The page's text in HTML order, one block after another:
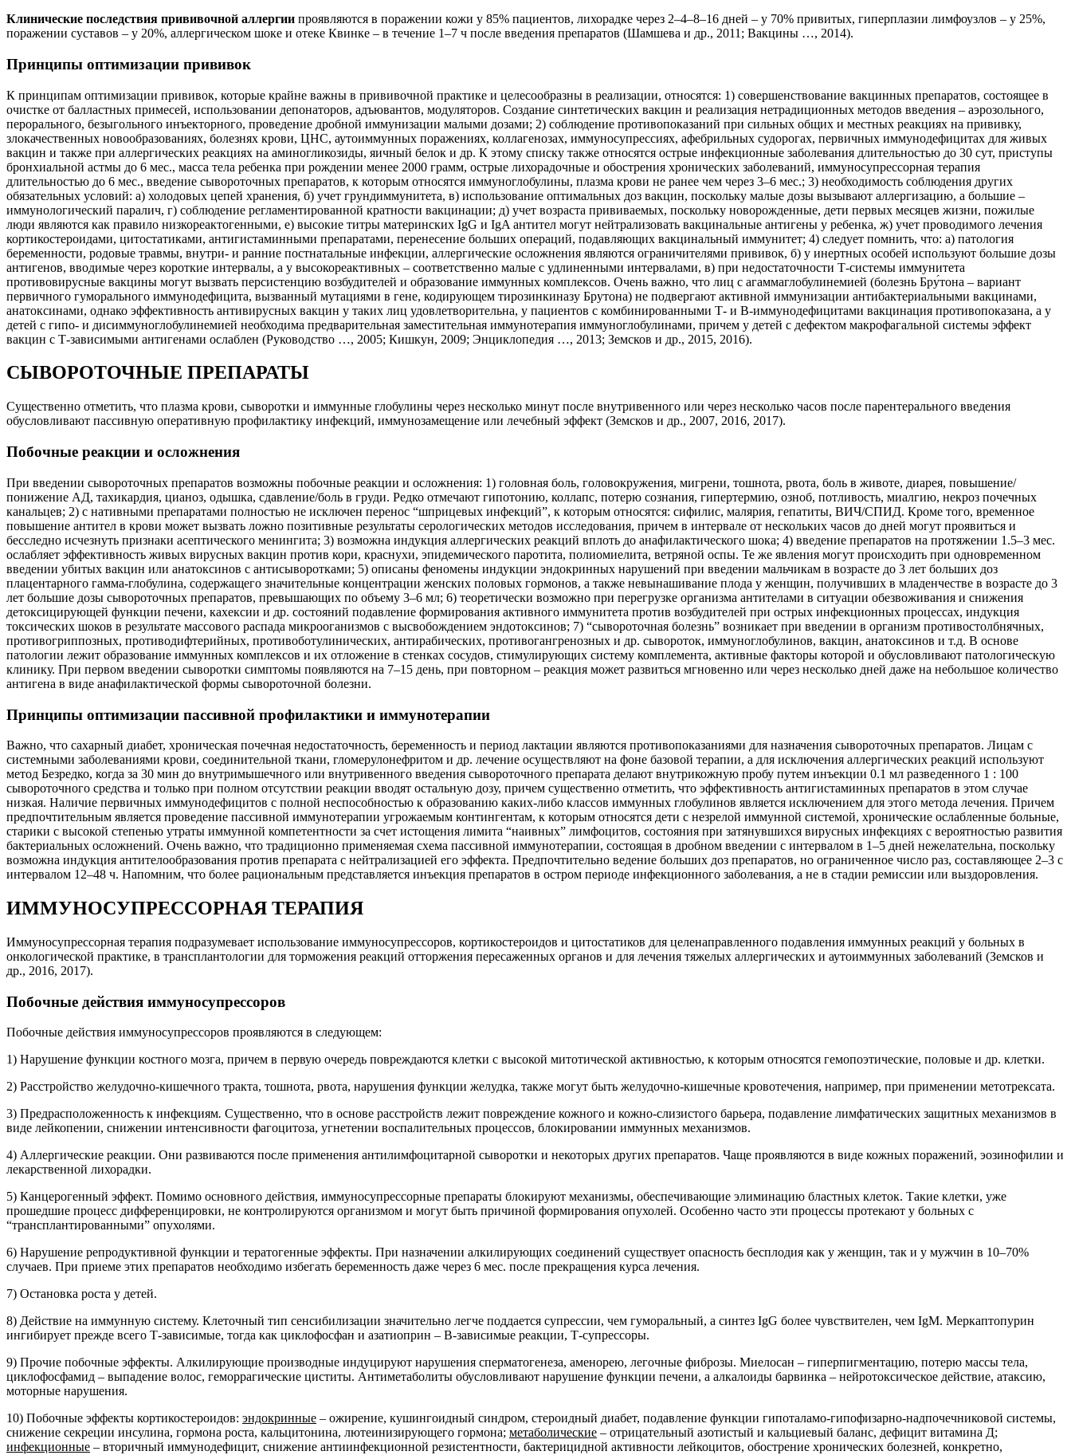
Клинические последствия прививочной аллергии проявляются в поражении кожи у 85% пациентов, лихорадке через 2–4–8–16 дней – у 70% привитых, гиперплазии лимфоузлов – у 25%,
поражении суставов – у 20%, аллергическом шоке и отеке Квинке – в течение 1–7 ч после введения препаратов (Шамшева и др., 2011; Вакцины …, 2014).
Принципы оптимизации прививок
К принципам оптимизации прививок, которые крайне важны в прививочной практике и целесообразны в реализации, относятся: 1) совершенствование вакцинных препаратов, состоящее в
очистке от балластных примесей, использовании депонаторов, адъювантов, модуляторов. Создание синтетических вакцин и реализация нетрадиционных методов введения – аэрозольного,
перорального, безыгольного инъекторного, проведение дробной иммунизации малыми дозами; 2) соблюдение противопоказаний при сильных общих и местных реакциях на прививку,
злокачественных новообразованиях, болезнях крови, ЦНС, аутоиммунных поражениях, коллагенозах, иммуносупрессиях, афебрильных судорогах, первичных иммунодефицитах для живых
вакцин и также при аллергических реакциях на аминогликозиды, яичный белок и др. К этому списку также относятся острые инфекционные заболевания длительностью до 30 сут, приступы
бронхиальной астмы до 6 мес., масса тела ребенка при рождении менее 2000 грамм, острые лихорадочные и обострения хронических заболеваний, иммуносупрессорная терапия
длительностью до 6 мес., введение сывороточных препаратов, к которым относятся иммуноглобулины, плазма крови не ранее чем через 3–6 мес.; 3) необходимость соблюдения других
обязательных условий: а) холодовых цепей хранения, б) учет грундиммунитета, в) использование оптимальных доз вакцин, поскольку малые дозы вызывают аллергизацию, а большие –
иммунологический паралич, г) соблюдение регламентированной кратности вакцинации; д) учет возраста прививаемых, поскольку новорожденные, дети первых месяцев жизни, пожилые
люди являются как правило низкореактогенными, е) высокие титры материнских IgG и IgA антител могут нейтрализовать вакцинальные антигены у ребенка, ж) учет проводимого лечения
кортикостероидами, цитостатиками, антигистаминными препаратами, перенесение больших операций, подавляющих вакцинальный иммунитет; 4) следует помнить, что: а) патология
беременности, родовые травмы, внутри- и ранние постнатальные инфекции, аллергические осложнения являются ограничителями прививок, б) у инертных особей используют большие дозы
антигенов, вводимые через короткие интервалы, а у высокореактивных – соответственно малые с удлиненными интервалами, в) при недостаточности Т-системы иммунитета
противовирусные вакцины могут вызвать персистенцию возбудителей и образование иммунных комплексов. Очень важно, что лиц с агаммаглобулинемией (болезнь Бру́тона – вариант
первичного гуморального иммунодефицита, вызванный мутациями в гене, кодирующем тирозинкиназу Брутона) не подвергают активной иммунизации антибактериальными вакцинами,
анатоксинами, однако эффективность антивирусных вакцин у таких лиц удовлетворительна, у пациентов с комбинированными Т- и В-иммунодефицитами вакцинация противопоказана, а у
детей с гипо- и дисиммуноглобулинемией необходима предварительная заместительная иммунотерапия иммуноглобулинами, причем у детей с дефектом макрофагальной системы эффект
вакцин с Т-зависимыми антигенами ослаблен (Руководство …, 2005; Кишкун, 2009; Энциклопедия …, 2013; Земсков и др., 2015, 2016).
СЫВОРОТОЧНЫЕ ПРЕПАРАТЫ
Существенно отметить, что плазма крови, сыворотки и иммунные глобулины через несколько минут после внутривенного или через несколько часов после парентерального введения
обусловливают пассивную оперативную профилактику инфекций, иммунозамещение или лечебный эффект (Земсков и др., 2007, 2016, 2017).
Побочные реакции и осложнения
При введении сывороточных препаратов возможны побочные реакции и осложнения: 1) головная боль, головокружения, мигрени, тошнота, рвота, боль в животе, диарея, повышение/
понижение АД, тахикардия, цианоз, одышка, сдавление/боль в груди. Редко отмечают гипотонию, коллапс, потерю сознания, гипертермию, озноб, потливость, миалгию, некроз почечных
канальцев; 2) с нативными препаратами полностью не исключен перенос “шприцевых инфекций”, к которым относятся: сифилис, малярия, гепатиты, ВИЧ/СПИД. Кроме того, временное
повышение антител в крови может вызвать ложно позитивные результаты серологических методов исследования, причем в интервале от нескольких часов до дней могут проявиться и
бесследно исчезнуть признаки асептического менингита; 3) возможна индукция аллергических реакций вплоть до анафилактического шока; 4) введение препаратов на протяжении 1.5–3 мес.
ослабляет эффективность живых вирусных вакцин против кори, краснухи, эпидемического паротита, полиомиелита, ветряной оспы. Те же явления могут происходить при одновременном
введении убитых вакцин или анатоксинов с антисыворотками; 5) описаны феномены индукции эндокринных нарушений при введении мальчикам в возрасте до 3 лет больших доз
плацентарного гамма-глобулина, содержащего значительные концентрации женских половых гормонов, а также невынашивание плода у женщин, получивших в младенчестве в возрасте до 3
лет большие дозы сывороточных препаратов, превышающих по объему 3–6 мл; 6) теоретически возможно при перегрузке организма антителами в ситуации обезвоживания и снижения
детоксицирующей функции печени, кахексии и др. состояний подавление формирования активного иммунитета против возбудителей при острых инфекционных процессах, индукция
токсических шоков в результате массового распада микрооганизмов с высвобождением эндотоксинов; 7) “сывороточная болезнь” возникает при введении в организм противостолбнячных,
противогриппозных, противодифтерийных, противоботулинических, антирабических, противогангренозных и др. сывороток, иммуноглобулинов, вакцин, анатоксинов и т.д. В основе
патологии лежит образование иммунных комплексов и их отложение в стенках сосудов, стимулирующих систему комплемента, активные факторы которой и обусловливают патологическую
клинику. При первом введении сыворотки симптомы появляются на 7–15 день, при повторном – реакция может развиться мгновенно или через несколько дней даже на небольшое количество
антигена в виде анафилактической формы сывороточной болезни.
Принципы оптимизации пассивной профилактики и иммунотерапии
Важно, что сахарный диабет, хроническая почечная недостаточность, беременность и период лактации являются противопоказаниями для назначения сывороточных препаратов. Лицам с
системными заболеваниями крови, соединительной ткани, гломерулонефритом и др. лечение осуществляют на фоне базовой терапии, а для исключения аллергических реакций используют
метод Безредко, когда за 30 мин до внутримышечного или внутривенного введения сывороточного препарата делают внутрикожную пробу путем инъекции 0.1 мл разведенного 1 : 100
сывороточного средства и только при полном отсутствии реакции вводят остальную дозу, причем существенно отметить, что эффективность антигистаминных препаратов в этом случае
низкая. Наличие первичных иммунодефицитов с полной неспособностью к образованию каких-либо классов иммунных глобулинов является исключением для этого метода лечения. Причем
предпочтительным является проведение пассивной иммунотерапии угрожаемым контингентам, к которым относятся дети с незрелой иммунной системой, хронические ослабленные больные,
старики с высокой степенью утраты иммунной компетентности за счет истощения лимита “наивных” лимфоцитов, состояния при затянувшихся вирусных инфекциях с вероятностью развития
бактериальных осложнений. Очень важно, что традиционно применяемая схема пассивной иммунотерапии, состоящая в дробном введении с интервалом в 1–5 дней нежелательна, поскольку
возможна индукция антителообразования против препарата с нейтрализацией его эффекта. Предпочтительно ведение больших доз препаратов, но ограниченное число раз, составляющее 2–3 с
интервалом 12–48 ч. Напомним, что более рациональным представляется инъекция препаратов в остром периоде инфекционного заболевания, а не в стадии ремиссии или выздоровления.
ИММУНОСУПРЕССОРНАЯ ТЕРАПИЯ
Иммуносупрессорная терапия подразумевает использование иммуносупрессоров, кортикостероидов и цитостатиков для целенаправленного подавления иммунных реакций у больных в
онкологической практике, в трансплантологии для торможения реакций отторжения пересаженных органов и для лечения тяжелых аллергических и аутоиммунных заболеваний (Земсков и
др., 2016, 2017).
Побочные действия иммуносупрессоров
Побочные действия иммуносупрессоров проявляются в следующем:
1) Нарушение функции костного мозга, причем в первую очередь повреждаются клетки с высокой митотической активностью, к которым относятся гемопоэтические, половые и др. клетки.
2) Расстройство желудочно-кишечного тракта, тошнота, рвота, нарушения функции желудка, также могут быть желудочно-кишечные кровотечения, например, при применении метотрексата.
3) Предрасположенность к инфекциям. Существенно, что в основе расстройств лежит повреждение кожного и кожно-слизистого барьера, подавление лимфатических защитных механизмов в
виде лейкопении, снижении интенсивности фагоцитоза, угнетении воспалительных процессов, блокировании иммунных механизмов.
4) Аллергические реакции. Они развиваются после применения антилимфоцитарной сыворотки и некоторых других препаратов. Чаще проявляются в виде кожных поражений, эозинофилии и
лекарственной лихорадки.
5) Канцерогенный эффект. Помимо основного действия, иммуносупрессорные препараты блокируют механизмы, обеспечивающие элиминацию бластных клеток. Такие клетки, уже
прошедшие процесс дифференцировки, не контролируются организмом и могут быть причиной формирования опухолей. Особенно часто эти процессы протекают у больных с
“трансплантированными” опухолями.
6) Нарушение репродуктивной функции и тератогенные эффекты. При назначении алкилирующих соединений существует опасность бесплодия как у женщин, так и у мужчин в 10–70%
случаев. При приеме этих препаратов необходимо избегать беременность даже через 6 мес. после прекращения курса лечения.
7) Остановка роста у детей.
8) Действие на иммунную систему. Клеточный тип сенсибилизации значительно легче поддается супрессии, чем гуморальный, а синтез IgG более чувствителен, чем IgM. Меркаптопурин
ингибирует прежде всего Т-зависимые, тогда как циклофосфан и азатиоприн – В-зависимые реакции, Т-супрессоры.
9) Прочие побочные эффекты. Алкилирующие производные индуцируют нарушения сперматогенеза, аменорею, легочные фиброзы. Миелосан – гиперпигментацию, потерю массы тела,
циклофосфамид – выпадение волос, геморрагические циститы. Антиметаболиты обусловливают нарушение функции печени, а алкалоиды барвинка – нейротоксическое действие, атаксию,
моторные нарушения.
10) Побочные эффекты кортикостероидов: эндокринные – ожирение, кушингоидный синдром, стероидный диабет, подавление функции гипоталамо-гипофизарно-надпочечниковой системы,
снижение секреции инсулина, гормона роста, кальцитонина, лютеинизирующего гормона; метаболические – отрицательный азотистый и кальциевый баланс, дефицит витамина Д;
инфекционные – вторичный иммунодефицит, снижение антиинфекционной резистентности, бактерицидной активности лейкоцитов, обострение хронических болезней, конкретно,